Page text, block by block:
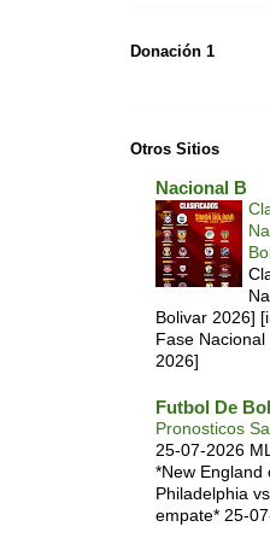
Donación 1
Otros Sitios
Nacional B
Bolivar 2026]
Fase
2026]
Futbol De
Pronosticos
25-07-2026
*New England
Philadelphia
empate* 25-